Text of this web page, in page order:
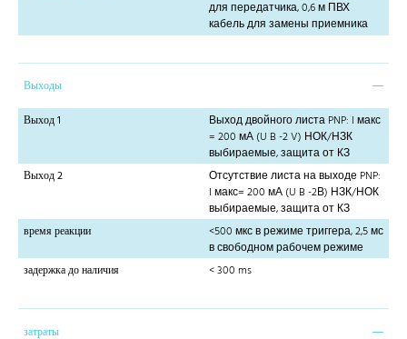
для передатчика, 0,6 м ПВХ
кабель для замены приемника
Выходы
Выход 1
Выход двойного листа PNP: I макс
= 200 мА (U B -2 V) НОК/НЗК
выбираемые, защита от КЗ
Выход 2
Отсутствие листа на выходе PNP:
I макс= 200 мА (U B -2В) НЗК/НОК
выбираемые, защита от КЗ
время реакции
<500 мкс в режиме триггера, 2,5 мс
в свободном рабочем режиме
задержка до наличия
< 300 ms
затраты